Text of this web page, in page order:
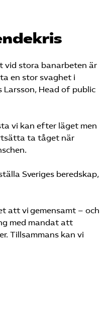
vid stora banarbeten är
en stor svaghet i
Larsson, Head of public
vi kan efter läget men
ta tåget när
Sveriges beredskap,
att vi gemensamt – och
med mandat att
Tillsammans kan vi